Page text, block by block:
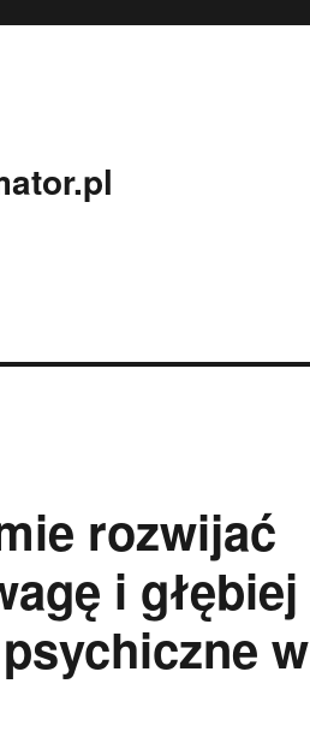
rozwijać
i głębiej
w